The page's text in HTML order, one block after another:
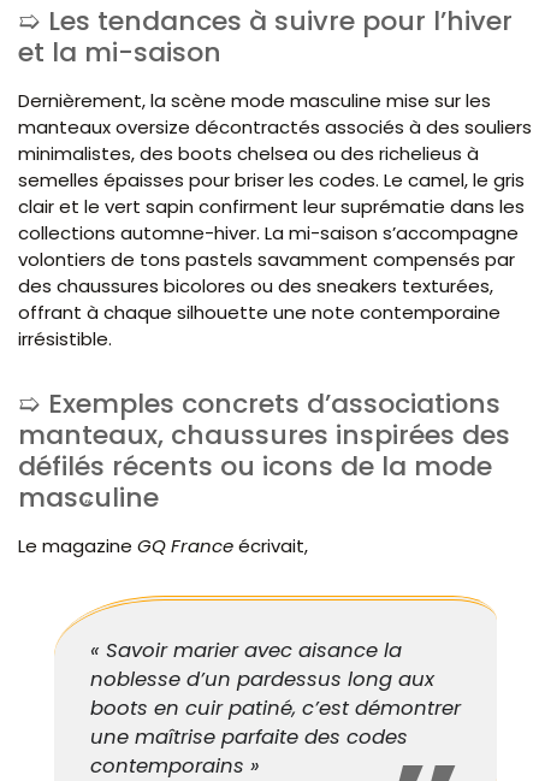
Les tendances à suivre pour l’hiver
et la mi-saison
Dernièrement, la scène mode masculine mise sur les
manteaux oversize décontractés associés à des souliers
minimalistes, des boots chelsea ou des richelieus à
semelles épaisses pour briser les codes. Le camel, le gris
clair et le vert sapin confirment leur suprématie dans les
collections automne-hiver. La mi-saison s’accompagne
volontiers de tons pastels savamment compensés par
des chaussures bicolores ou des sneakers texturées,
offrant à chaque silhouette une note contemporaine
irrésistible.
Exemples concrets d’associations
manteaux, chaussures inspirées des
défilés récents ou icons de la mode
masculine
Le magazine GQ Franceécrivait,
« Savoir marier avec aisance la
noblesse d’un pardessus long aux
boots en cuir patiné, c’est démontrer
une maîtrise parfaite des codes
contemporains »